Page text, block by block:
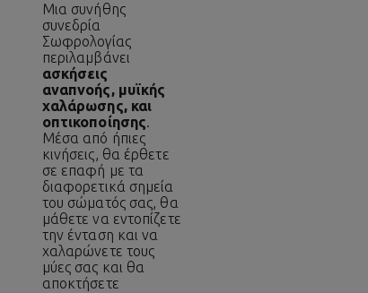
Μια συνήθης
συνεδρία
Σωφρολογίας
περιλαμβάνει
ασκήσεις
αναπνοής, μυϊκής
χαλάρωσης, και
οπτικοποίησης.
Μέσα από ήπιες
κινήσεις, θα έρθετε
σε επαφή με τα
διαφορετικά σημεία
του σώματός σας, θα
μάθετε να εντοπίζετε
την ένταση και να
χαλαρώνετε τους
μύες σας και θα
αποκτήσετε